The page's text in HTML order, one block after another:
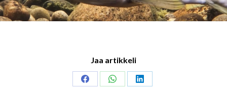
Jaa artikkeli
Share
Share
Share